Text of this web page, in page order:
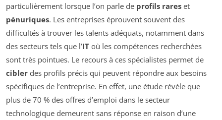
particulièrement lorsque l’on parle de profils rares et
pénuriques. Les entreprises éprouvent souvent des
difficultés à trouver les talents adéquats, notamment dans
des secteurs tels que l’IT où les compétences recherchées
sont très pointues. Le recours à ces spécialistes permet de
cibler des profils précis qui peuvent répondre aux besoins
spécifiques de l’entreprise. En effet, une étude révèle que
plus de 70 % des offres d’emploi dans le secteur
technologique demeurent sans réponse en raison d’une